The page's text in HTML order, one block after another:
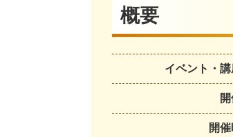
概要
イベント・講
開
開